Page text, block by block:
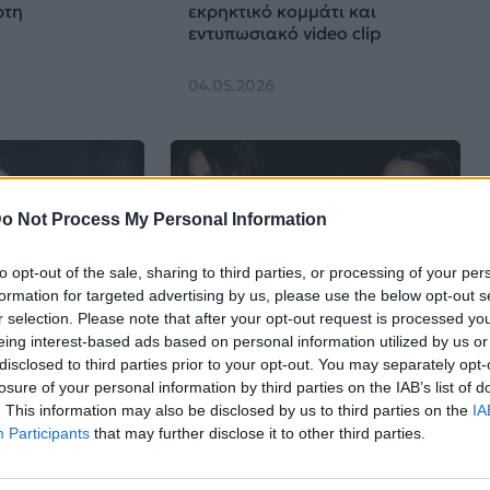
Not Process My Personal Information
opt-out of the sale, sharing to third parties, or processing of your
for targeted advertising by us, please use the below opt-out
selection. Please note that after your opt-out request is processed
interest-based ads based on personal information utilized by us
to third parties prior to your opt-out. You may separately
of your personal information by third parties on the IAB’s list of
This information may also be disclosed by us to third parties on the
Participants that may further disclose it to other third parties.
εκρηκτικό κομμάτι και
εντυπωσιακό video clip
04.05.2026
Η
με
παλιό video
Μουσικά Νέα
H Sabrina Carpenter
διαπράττει την πιο stylish
ληστεία στο video clip του